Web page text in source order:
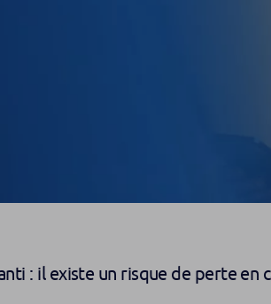
: il existe un risque de perte en